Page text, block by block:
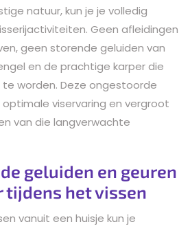
natuur, kun je je volledig
Geen afleidingen
geen storende geluiden van
en de prachtige karper die
worden. Deze ongestoorde
viservaring en vergroot
van die langverwachte
geluiden en geuren
tijdens het vissen
vanuit een huisje kun je